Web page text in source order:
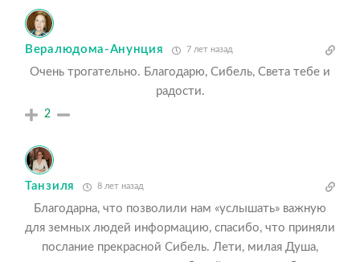
Вералюдома-Анунция 7 лет назад
Очень трогательно. Благодарю, Сибель, Света тебе и
радости.
2
Танзиля 8 лет назад
Благодарна, что позволили нам «услышать» важную
для земных людей информацию, спасибо, что приняли
послание прекрасной Сибель. Лети, милая Душа,